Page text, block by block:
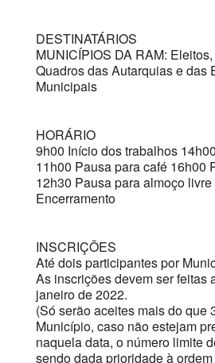
DESTINATÁRIOS
MUNICÍPIOS DA RAM:
Quadros das Autarquias e das
Municipais
HORÁRIO
9h00 Início dos trabalhos
11h00 Pausa para café 16h00
12h30 Pausa para almoço
Encerramento
INSCRIÇÕES
Até dois participantes por
As inscrições devem ser feitas
janeiro de 2022.
(Só serão aceites mais do que
Município, caso não estejam
naquela data, o número limite
sendo dada prioridade à